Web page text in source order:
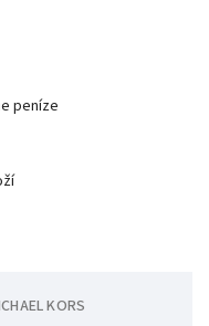
peníze
KORS